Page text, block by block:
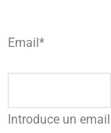
Email *
Introduce un email